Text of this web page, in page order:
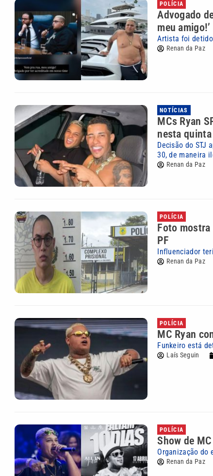
POLÍCIA
Advogado
meu amigo!’
Artista foi
Renan da Paz
NOTÍCIAS
MCs Ryan
nesta quinta
Decisão do STJ
30, de maneira
Renan da Paz
POLÍCIA
Foto mostra
PF
Influenciador
Renan da Paz
POLÍCIA
MC Ryan
Funkeiro está
Laís Seguin
POLÍCIA
Show de
Organização do
Renan da Paz